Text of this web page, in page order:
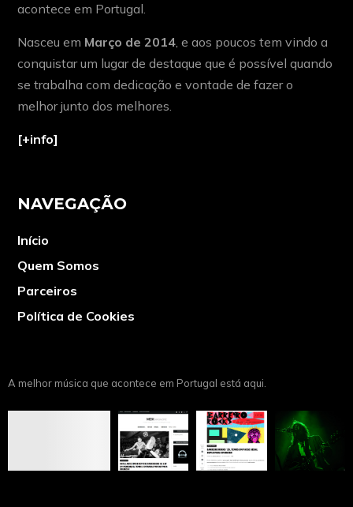
acontece em Portugal.
Nasceu em Março de 2014, e aos poucos tem vindo a
conquistar um lugar de destaque que é possível quando
se trabalha com dedicação e vontade de fazer o
melhor junto dos melhores.
[+info]
NAVEGAÇÃO
Início
Quem Somos
Parceiros
Política de Cookies
A melhor música que acontece em Portugal está aqui.